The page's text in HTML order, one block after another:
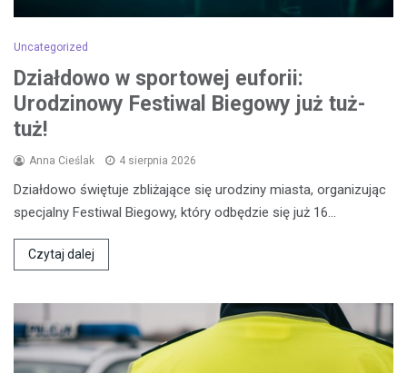
Uncategorized
Działdowo w sportowej euforii:
Urodzinowy Festiwal Biegowy już tuż-
tuż!
Anna Cieślak 4 sierpnia 2026
Działdowo świętuje zbliżające się urodziny miasta, organizując
specjalny Festiwal Biegowy, który odbędzie się już 16…
Czytaj dalej